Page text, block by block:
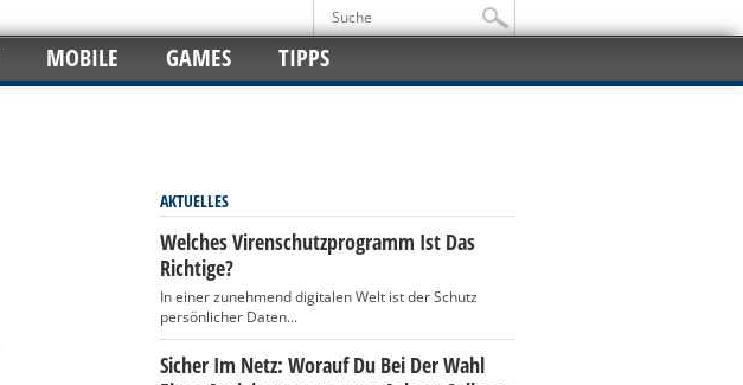
MOBILE GAMES TIPPS
AKTUELLES
Welches Virenschutzprogramm Ist Das
Richtige?
In einer zunehmend digitalen Welt ist der Schutz
persönlicher Daten...
Sicher Im Netz: Worauf Du Bei Der Wahl